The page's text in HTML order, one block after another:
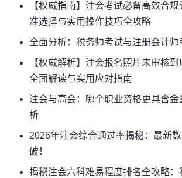
【权威指南】注会考试必备高效合
准选择与实用操作技巧全攻略
全面分析：税务师考试与注册会计师
【权威解析】注会报名照片未审核到
全面解读与实用应对指南
注会与高会：哪个职业资格更具含金
析
2026年注会综合通过率揭秘：最新
破！
揭秘注会六科难易程度排名全攻略：